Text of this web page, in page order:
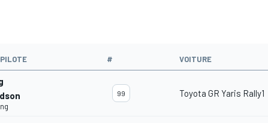
# VOITURE
99 Toyota GR Yaris Rally1